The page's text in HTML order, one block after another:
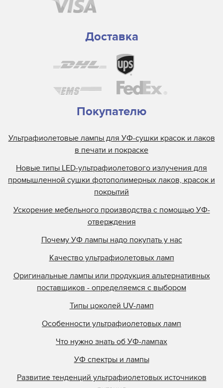
Доставка
Покупателю
Ультрафиолетовые лампы для УФ-сушки красок и лаков
в печати и покраске
Новые типы LED-ультрафиолетового излучения для
промышленной сушки фотополимерных лаков, красок и
покрытий
Ускорение мебельного производства с помощью УФ-
отверждения
Почему УФ лампы надо покупать у нас
Качество ультрафиолетовых ламп
Оригинальные лампы или продукция альтернативных
поставщиков - определяемся с выбором
Типы цоколей UV-ламп
Особенности ультрафиолетовых ламп
Что нужно знать об УФ-лампах
УФ спектры и лампы
Развитие тенденций ультрафиолетовых источников